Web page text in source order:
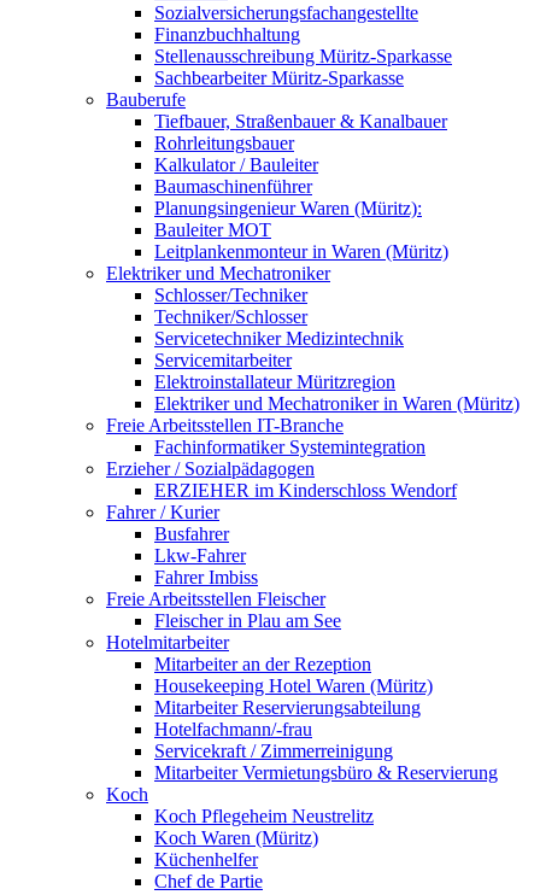
Sozialversicherungsfachangestellte
Finanzbuchhaltung
Stellenausschreibung Müritz-Sparkasse
Sachbearbeiter Müritz-Sparkasse
Bauberufe
Tiefbauer, Straßenbauer & Kanalbauer
Rohrleitungsbauer
Kalkulator / Bauleiter
Baumaschinenführer
Planungsingenieur Waren (Müritz):
Bauleiter MOT
Leitplankenmonteur in Waren (Müritz)
Elektriker und Mechatroniker
Schlosser/Techniker
Techniker/Schlosser
Servicetechniker Medizintechnik
Servicemitarbeiter
Elektroinstallateur Müritzregion
Elektriker und Mechatroniker in Waren (Müritz)
Freie Arbeitsstellen IT-Branche
Fachinformatiker Systemintegration
Erzieher / Sozialpädagogen
ERZIEHER im Kinderschloss Wendorf
Fahrer / Kurier
Busfahrer
Lkw-Fahrer
Fahrer Imbiss
Freie Arbeitsstellen Fleischer
Fleischer in Plau am See
Hotelmitarbeiter
Mitarbeiter an der Rezeption
Housekeeping Hotel Waren (Müritz)
Mitarbeiter Reservierungsabteilung
Hotelfachmann/-frau
Servicekraft / Zimmerreinigung
Mitarbeiter Vermietungsbüro & Reservierung
Koch
Koch Pflegeheim Neustrelitz
Koch Waren (Müritz)
Küchenhelfer
Chef de Partie